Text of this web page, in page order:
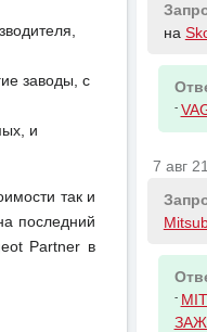
заводы, с
и
так и
последний
Partner в
на
-
7 авг
-